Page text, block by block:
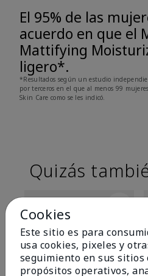
El 95% de las
acuerdo en que el
Mattifying
ligero*.
*Resultados según un estudio
por terceros en el que al menos 99
Skin Care como se les indicó.
Quizás
Cookies
Este sitio es para
usa cookies, pixeles y
seguimiento en sus sitios
propósitos operativos,